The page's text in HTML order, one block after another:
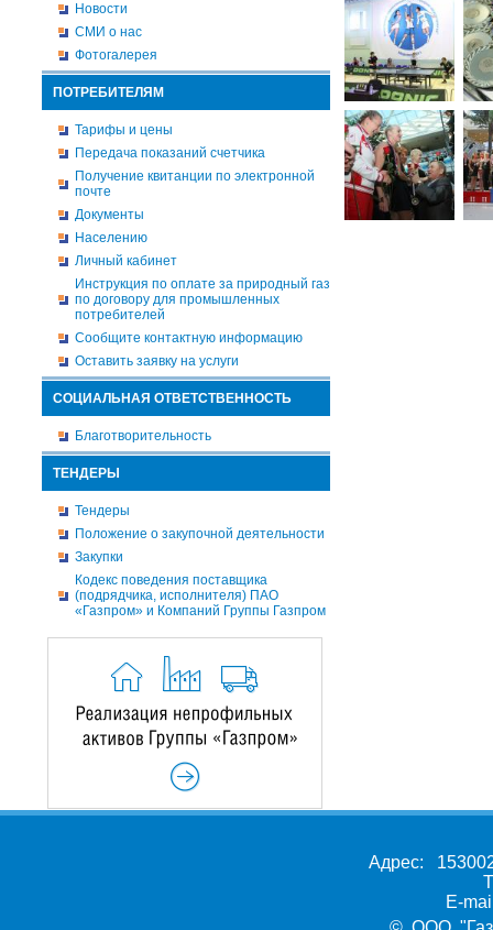
Новости
СМИ о нас
Фотогалерея
ПОТРЕБИТЕЛЯМ
Тарифы и цены
Передача показаний счетчика
Получение квитанции по электронной
почте
Документы
Населению
Личный кабинет
Инструкция по оплате за природный газ
по договору для промышленных
потребителей
Сообщите контактную информацию
Оставить заявку на услуги
СОЦИАЛЬНАЯ ОТВЕТСТВЕННОСТЬ
Благотворительность
ТЕНДЕРЫ
Тендеры
Положение о закупочной деятельности
Закупки
Кодекс поведения поставщика
(подрядчика, исполнителя) ПАО
«Газпром» и Компаний Группы Газпром
Адрес:
E-